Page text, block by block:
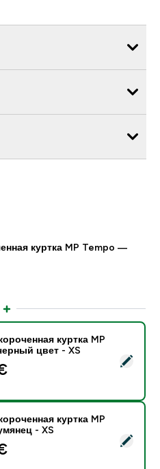
куртка MP Tempo —
куртка MP Tempo —
куртка MP
цвет - XS
куртка MP Tempo -
куртка MP
- XS